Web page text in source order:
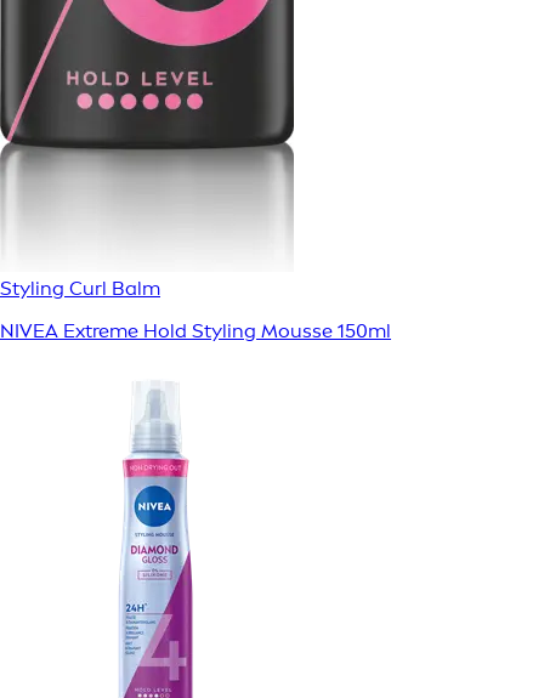
Styling Curl Balm
NIVEA Extreme Hold Styling Mousse 150ml